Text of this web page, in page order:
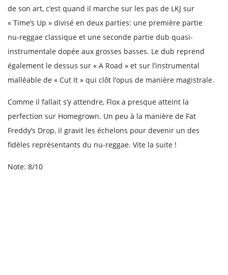
de son art, c’est quand il marche sur les pas de LKJ sur
« Time’s Up » divisé en deux parties: une première partie
nu-reggae classique et une seconde partie dub quasi-
instrumentale dopée aux grosses basses. Le dub reprend
également le dessus sur « A Road » et sur l’instrumental
malléable de « Cut It » qui clôt l’opus de manière magistrale.
Comme il fallait s’y attendre, Flox a presque atteint la
perfection sur Homegrown. Un peu à la manière de Fat
Freddy’s Drop, il gravit les échelons pour devenir un des
fidèles représentants du nu-reggae. Vite la suite !
Note: 8/10